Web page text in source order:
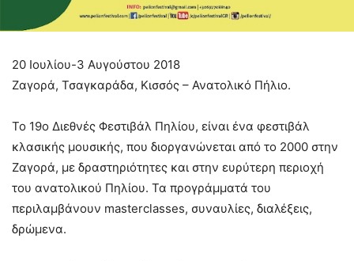
20 Ιουλίου-3 Αυγούστου 2018
Ζαγορά, Τσαγκαράδα, Κισσός – Ανατολικό Πήλιο.
Το 19ο Διεθνές Φεστιβάλ Πηλίου, είναι ένα φεστιβάλ
κλασικής μουσικής, που διοργανώνεται από το 2000 στην
Ζαγορά, με δραστηριότητες και στην ευρύτερη περιοχή
του ανατολικού Πηλίου. Τα προγράμματά του
περιλαμβάνουν masterclasses, συναυλίες, διαλέξεις,
δρώμενα.